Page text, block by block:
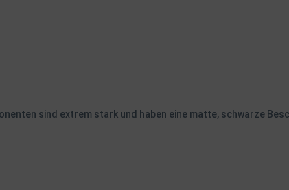
sind extrem stark und haben eine matte, schwarze